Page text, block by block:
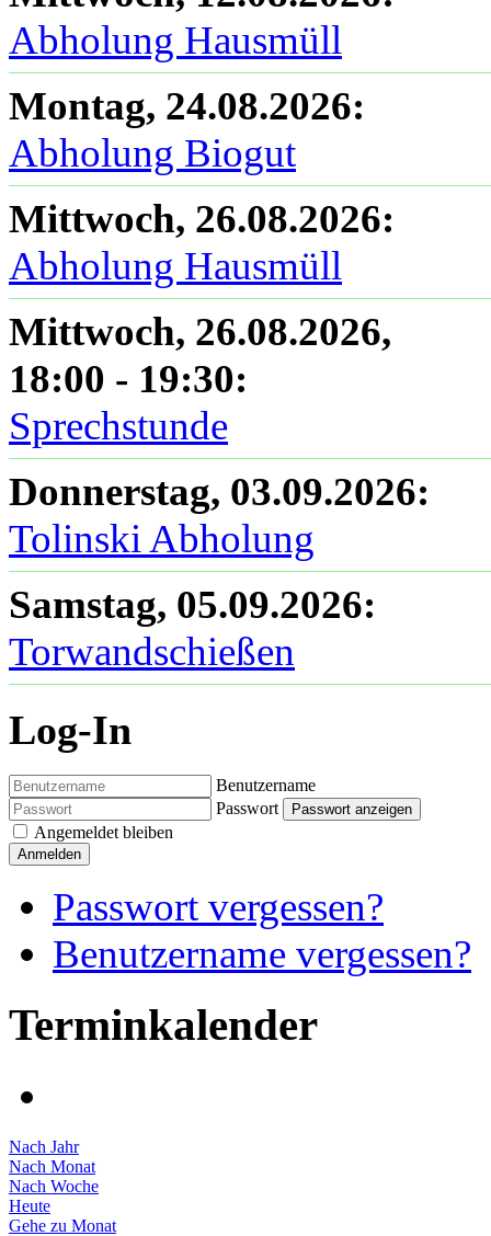
Abholung Hausmüll
Montag, 24.08.2026:
Abholung Biogut
Mittwoch, 26.08.2026:
Abholung Hausmüll
Mittwoch, 26.08.2026,
18:00 - 19:30:
Sprechstunde
Donnerstag, 03.09.2026:
Tolinski Abholung
Samstag, 05.09.2026:
Torwandschießen
Log-In
Benutzername
Passwort
Passwort anzeigen
Angemeldet bleiben
Anmelden
Passwort vergessen?
Benutzername vergessen?
Terminkalender
Nach Jahr
Nach Monat
Nach Woche
Heute
Gehe zu Monat